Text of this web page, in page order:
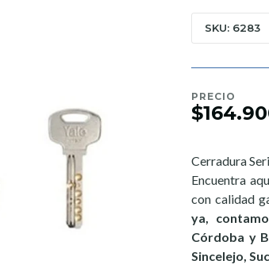
SKU: 6283
PRECIO
Cerradura
Encuentra
con calidad
ya,
Córdoba y
Sincelejo,